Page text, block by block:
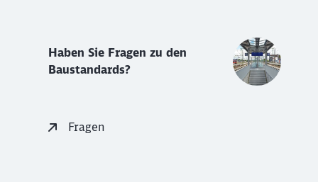
Haben Sie Fragen zu den
Baustandards?
Fragen